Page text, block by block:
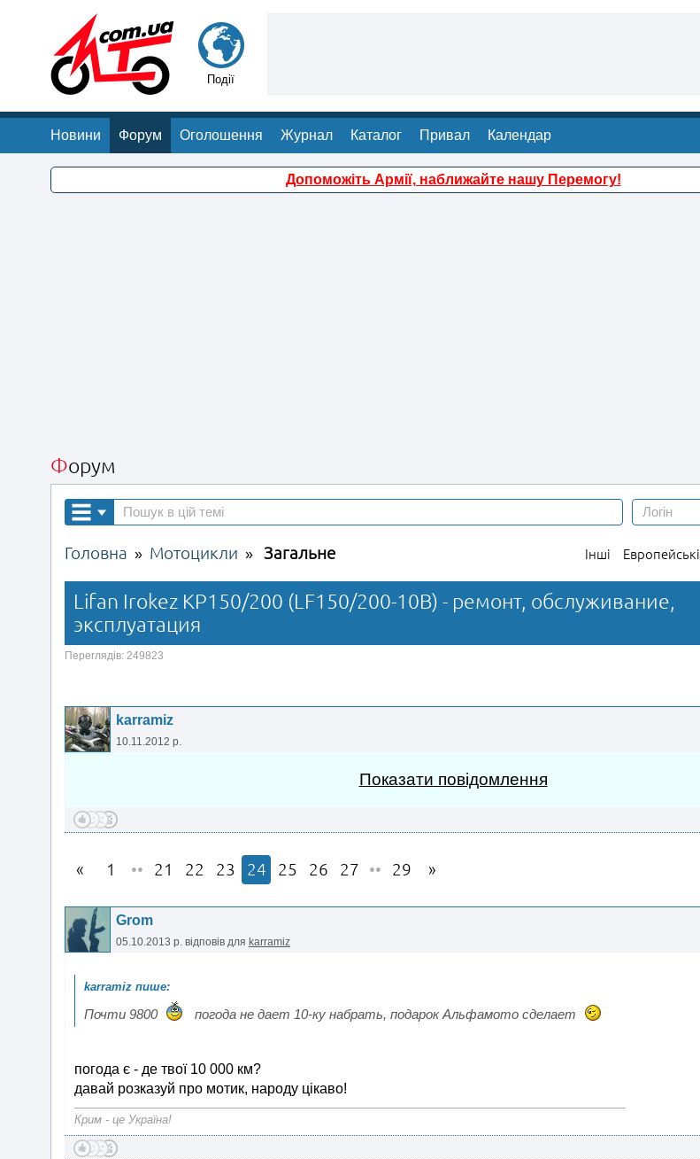
Події
Новини Форум Оголошення Журнал Каталог Привал Календар
Допоможіть Армії, наближайте нашу Перемогу!
Форум
Головна » Мотоцикли » Загальне Інші Европейські
Lifan Irokez KP150/200 (LF150/200-10B) - ремонт, обслуживание,
эксплуатация
Переглядів: 249823
karramiz
10.11.2012 р.
Показати повідомлення
1 •• 21 22 23 24 25 26 27 •• 29
Grom
05.10.2013 р. відповів для karramiz
Почти 9800 погода не дает 10-ку набрать, подарок Альфамото сделает
погода є - де твої 10 000 км?
давай розказуй про мотик, народу цікаво!
Крим - це Україна!